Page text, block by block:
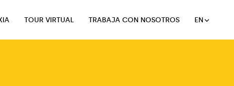
TOUR VIRTUAL
TRABAJA CON NOSOTROS
EN